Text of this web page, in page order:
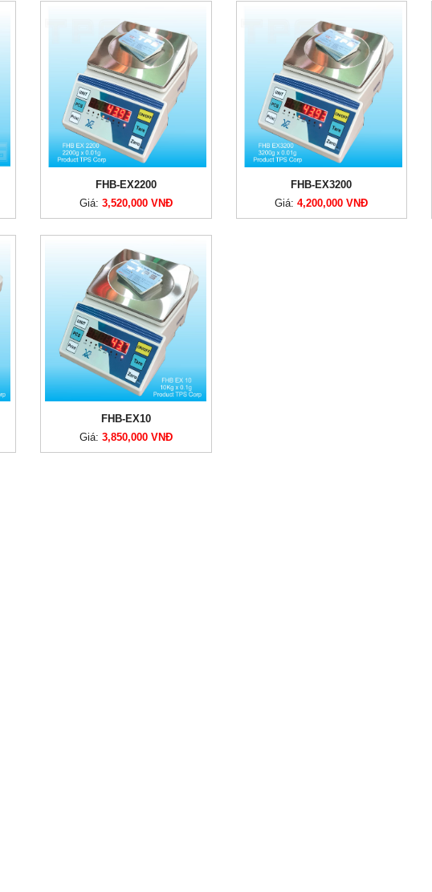
FHB-EX2200
Giá: 3,520,000 VNĐ
FHB-EX3200
Giá:4,200,000 VNĐ
FHB-EX10
Giá: 3,850,000 VNĐ